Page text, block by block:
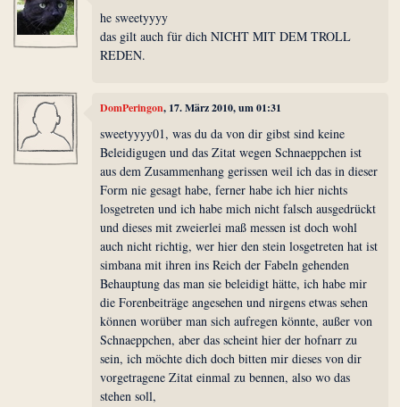
he sweetyyyy
das gilt auch für dich NICHT MIT DEM TROLL
REDEN.
DomPeringon, 17. März 2010, um 01:31
sweetyyyy01, was du da von dir gibst sind keine
Beleidigugen und das Zitat wegen Schnaeppchen ist
aus dem Zusammenhang gerissen weil ich das in dieser
Form nie gesagt habe, ferner habe ich hier nichts
losgetreten und ich habe mich nicht falsch ausgedrückt
und dieses mit zweierlei maß messen ist doch wohl
auch nicht richtig, wer hier den stein losgetreten hat ist
simbana mit ihren ins Reich der Fabeln gehenden
Behauptung das man sie beleidigt hätte, ich habe mir
die Forenbeiträge angesehen und nirgens etwas sehen
können worüber man sich aufregen könnte, außer von
Schnaeppchen, aber das scheint hier der hofnarr zu
sein, ich möchte dich doch bitten mir dieses von dir
vorgetragene Zitat einmal zu bennen, also wo das
stehen soll,